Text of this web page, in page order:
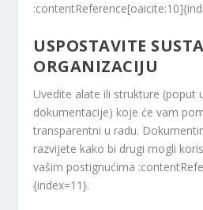
USPOSTAVITE
ORGANIZACIJU
Uvedite alate ili strukture (poput
dokumentacije) koje će vam
transparentni u radu.
razvijete kako bi drugi mogli
vašim postignućima
{index=11}.